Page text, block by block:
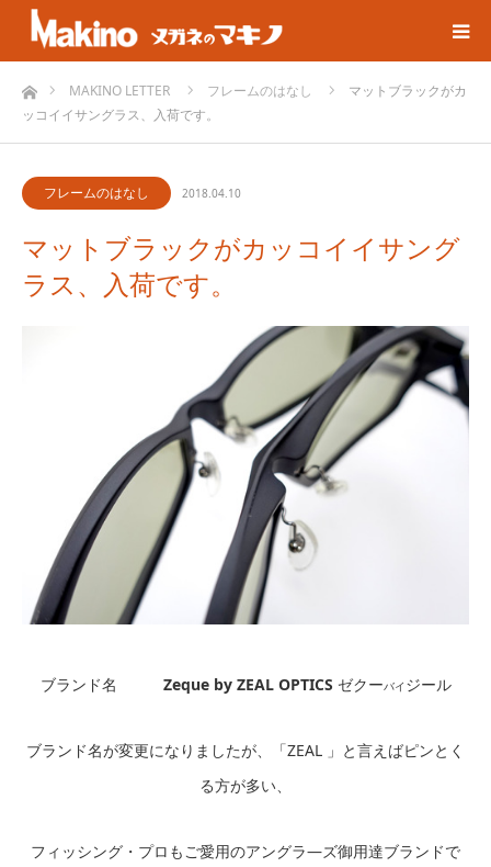
ホームMAKINO LETTER フレームのはなし
マットブラックがカ
ッコイイサングラス、入荷です。
フレームのはなし 2018.04.10
マットブラックがカッコイイサング
ラス、入荷です。
ブランド名 Zeque by ZEAL OPTICS ゼクーバイ ジール
ブランド名が変更になりましたが、「ZEAL 」と言えばピンとく
る方が多い、
フィッシング・プロもご愛用のアングラ―ズ御用達ブランドで